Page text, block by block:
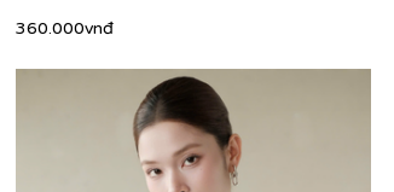
360.000vnđ